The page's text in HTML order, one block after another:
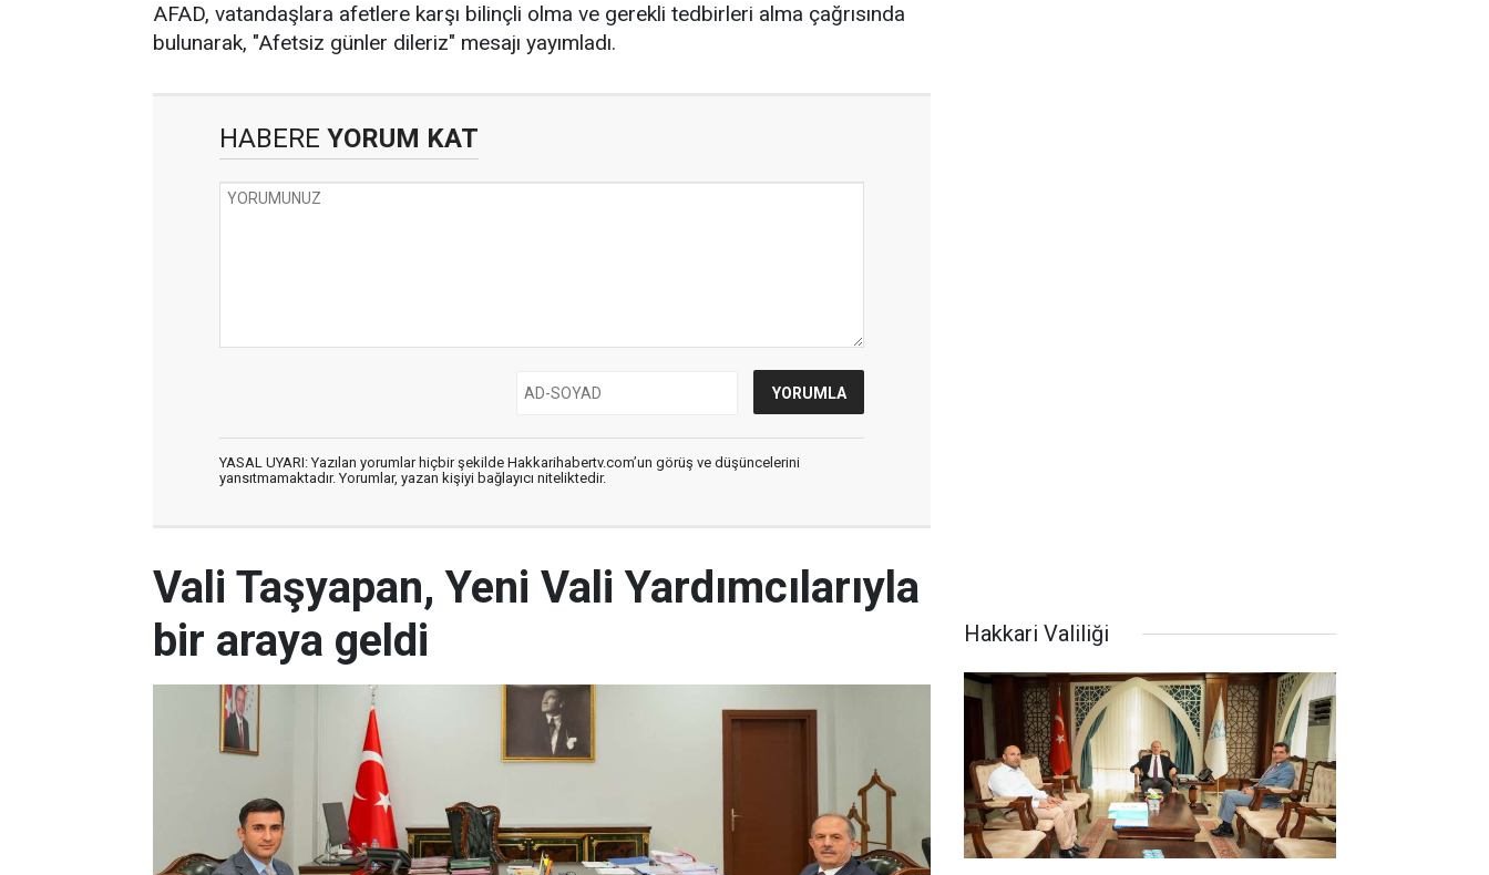
AFAD, vatandaşlara afetlere karşı bilinçli olma ve gerekli tedbirleri alma çağrısında
bulunarak, "Afetsiz günler dileriz" mesajı yayımladı.
HABERE YORUM KAT
YASAL UYARI: Yazılan yorumlar hiçbir şekilde Hakkarihabertv.com’un görüş ve düşüncelerini
yansıtmamaktadır. Yorumlar, yazan kişiyi bağlayıcı niteliktedir.
Vali Taşyapan, Yeni Vali Yardımcılarıyla
bir araya geldi
Hakkari Valiliği